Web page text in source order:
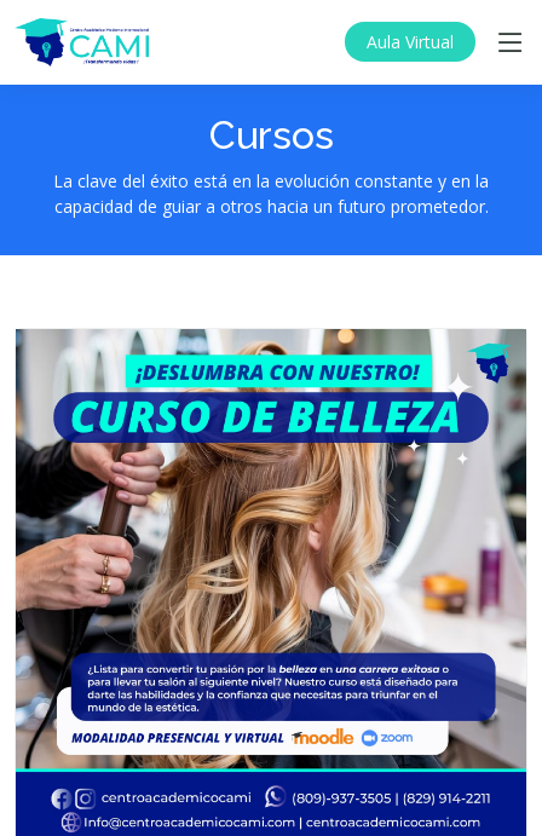
Aula Virtual
Cursos
La clave del éxito está en la evolución constante y en la
capacidad de guiar a otros hacia un futuro prometedor.